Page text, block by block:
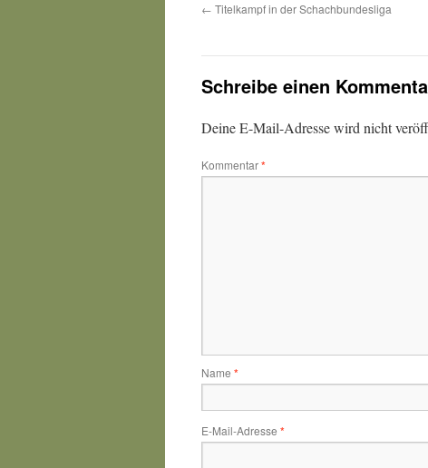
← Titelkampf in der Schachbundesliga
Schreibe einen
Deine E-Mail-Adresse wird nicht
Kommentar*
Name *
E-Mail-Adresse *